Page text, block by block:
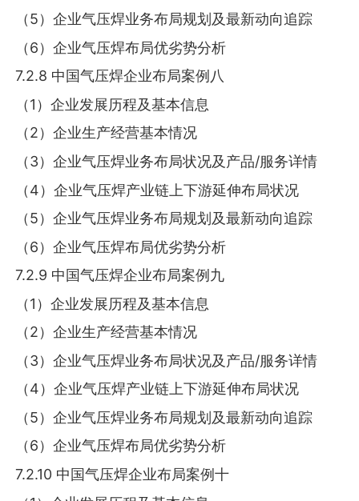
（5）企业气压焊业务布局规划及最新动向追踪
（6）企业气压焊布局优劣势分析
7.2.8 中国气压焊企业布局案例八
（1）企业发展历程及基本信息
（2）企业生产经营基本情况
（3）企业气压焊业务布局状况及产品/服务详情
（4）企业气压焊产业链上下游延伸布局状况
（5）企业气压焊业务布局规划及最新动向追踪
（6）企业气压焊布局优劣势分析
7.2.9 中国气压焊企业布局案例九
（1）企业发展历程及基本信息
（2）企业生产经营基本情况
（3）企业气压焊业务布局状况及产品/服务详情
（4）企业气压焊产业链上下游延伸布局状况
（5）企业气压焊业务布局规划及最新动向追踪
（6）企业气压焊布局优劣势分析
7.2.10 中国气压焊企业布局案例十